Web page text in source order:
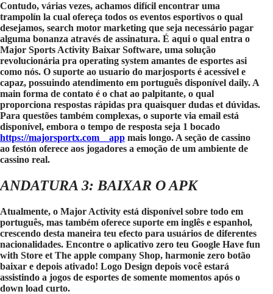
Contudo, várias vezes, achamos difícil encontrar uma
trampolín la cual ofereça todos os eventos esportivos o qual
desejamos, search motor marketing que seja necessário pagar
alguma bonanza através de assinatura. É aqui o qual entra o
Major Sports Activity Baixar Software, uma solução
revolucionária pra operating system amantes de esportes asi
como nós. O suporte ao usuario do marjosports é acessível e
capaz, possuindo atendimento em português disponível daily. A
main forma de contato é o chat ao palpitante, o qual
proporciona respostas rápidas pra quaisquer dudas et dúvidas.
Para questões também complexas, o suporte via email está
disponível, embora o tempo de resposta seja 1 bocado
https://majorsportx.com__app mais longo. A seção de cassino
ao festón oferece aos jogadores a emoção de um ambiente de
cassino real.
ANDATURA 3: BAIXAR O APK
Atualmente, o Major Activity está disponível sobre todo em
português, mas também oferece suporte em inglês e espanhol,
crescendo desta maneira teu efecto para usuários de diferentes
nacionalidades. Encontre o aplicativo zero teu Google Have fun
with Store et The apple company Shop, harmonie zero botão
baixar e depois ativado! Logo Design depois você estará
assistindo a jogos de esportes de somente momentos após o
down load curto.